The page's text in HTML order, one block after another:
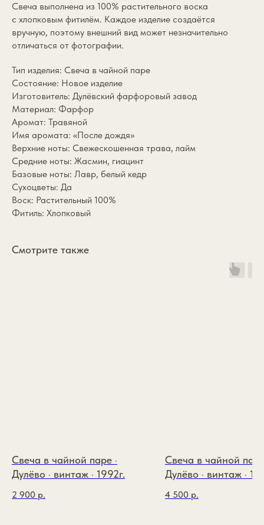
Свеча выполнена из 100% растительного воска
с хлопковым фитилём. Каждое изделие создаётся
вручную, поэтому внешний вид может незначительно
отличаться от фотографии.
Тип изделия: Свеча в чайной паре
Состояние: Новое изделие
Изготовитель: Дулёвский фарфоровый завод
Материал: Фарфор
Аромат: Травяной
Имя аромата: «После дождя»
Верхние ноты: Cвежескошенная трава, лайм
Средние ноты: Жасмин, гиацинт
Базовые ноты: Лавр, белый кедр
Сухоцветы: Да
Воск: Растительный 100%
Фитиль: Хлопковый
Смотрите также
Свеча в чайной паре ·
Дулёво · винтаж · 1992г.
2 900 р.
Свеча в чайной
Дулёво · винтаж ·
4 500 р.
Покупателям
Контакты
ИП Зайцева Виктория
Андреевна
ИНН: 110117977566
ОГРНИП: 326774600174426